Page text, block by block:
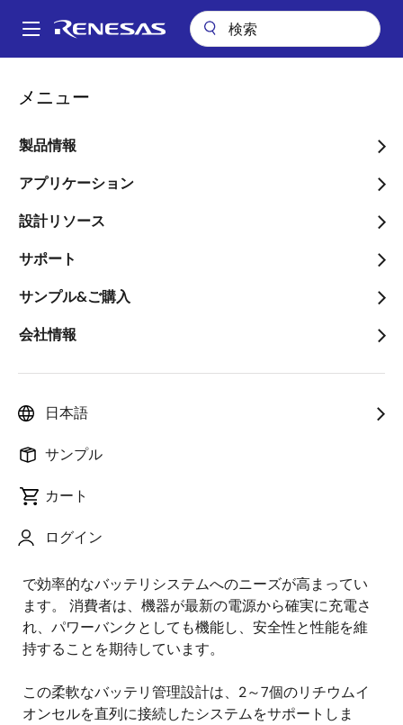
ン
Main
メニュー
製品情報
アプリケーション
設計リソース
サポート
サンプル&ご購入
会社情報
日本語
サンプル
カート
ログイン
パ
ン
く
ず
240W USB Type-Cバッテリシステム
240W USB Type-Cバッテ
リシステム
ページセクションへ移動：
概要
要
説
ーションへの需要の高まりにより、より長い駆動時
で効率的なバッテリシステムへのニーズが高まってい
ます。 消費者は、機器が最新の電源から確実に充電さ
れ、パワーバンクとしても機能し、安全性と性能を維
持することを期待しています。
この柔軟なバッテリ管理設計は、2～7個のリチウムイ
オンセルを直列に接続したシステムをサポートしま